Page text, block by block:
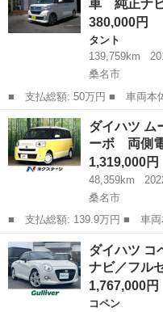
660cc ■ ...
車 純正ナ
380,000円
タント
139,759km
桑名市
■ 支払総額: 50万円 ■ 車両本体価格： 380,000 円 ■ メーカー
名： ダイハツ ■ 車種名：
Ｓ ＳＡ ターボ車 純正ナビ
Ｃ ドライブレコ...
三重 桑名市 タント
ダイハツ ム
ーボ 両側
1,319,000円
48,359km
桑名市
■ 支払総額: 139.9万円 ■ 車両本体価格： 1,319,000 円 ■ メーカ
ー名： ダイハツ ■ 車種名：
名： ストライプスＧターボ
スプレイオー...
三重 桑名市 ダイハツ
ダイハツ コ
ナビ／フル
1,767,000円
コペン